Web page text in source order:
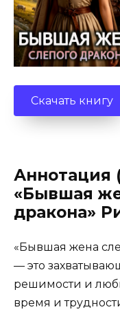
Скачать книгу
Аннотация
«Бывшая
дракона»
«Бывшая жена
— это
решимости и
время и